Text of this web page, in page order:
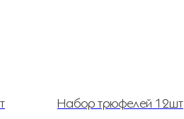
Набор трюфелей 12шт